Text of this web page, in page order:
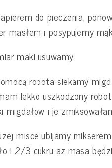
do pieczenia,
masłem i posypujemy
maki usuwamy.
robota siekamy
lekko uszkodzony
migdałow i je
misce ubijamy
i 2/3 cukru az masa